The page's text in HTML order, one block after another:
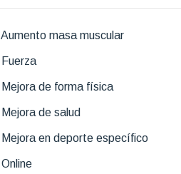
Aumento masa muscular
Fuerza
Mejora de forma física
Mejora de salud
Mejora en deporte específico
Online